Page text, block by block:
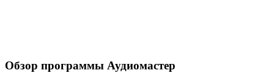
Обзор программы Аудиомастер